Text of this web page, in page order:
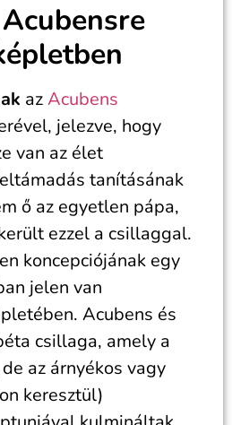
azAcubens
jelezve, hogy
van az élet
tanításának
ő az egyetlen pápa,
ezzel a csillaggal.
koncepciójának egy
jelen van
Acubens és
csillaga, amely a
az árnyékos vagy
keresztül)